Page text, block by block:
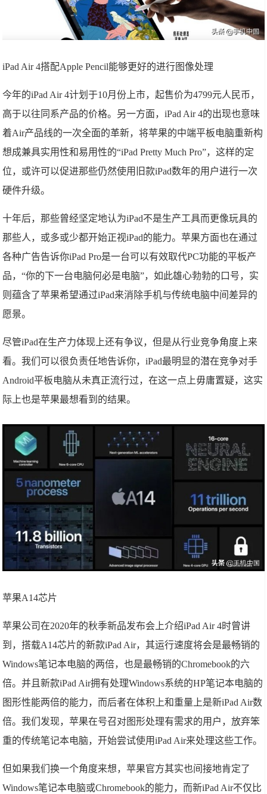
iPad Air 4搭配Apple Pencil能够更好的进行图像处理
今年的iPad Air 4计划于10月份上市，起售价为4799元人民币，
高于以往同系产品的价格。另一方面，iPad Air 4的出现也意味
着Air产品线的一次全面的革新，将苹果的中端平板电脑重新构
想成兼具实用性和易用性的“iPad Pretty Much Pro”，这样的定
位，或许可以促进那些仍然使用旧款iPad数年的用户进行一次
硬件升级。
十年后，那些曾经坚定地认为iPad不是生产工具而更像玩具的
那些人，或多或少都开始正视iPad的能力。苹果方面也在通过
各种广告告诉你iPad Pro是一台可以有效取代PC功能的平板产
品，“你的下一台电脑何必是电脑”，如此雄心勃勃的口号，实
则蕴含了苹果希望通过iPad来消除手机与传统电脑中间差异的
愿景。
尽管iPad在生产力体现上还有争议，但是从行业竞争角度上来
看。我们可以很负责任地告诉你，iPad最明显的潜在竞争对手
Android平板电脑从未真正流行过，在这一点上毋庸置疑，这实
际上也是苹果最想看到的结果。
苹果A14芯片
苹果公司在2020年的秋季新品发布会上介绍iPad Air 4时曾讲
到，搭载A14芯片的新款iPad Air，其运行速度将会是最畅销的
Windows笔记本电脑的两倍，也是最畅销的Chromebook的六
倍。并且新款iPad Air拥有处理Windows系统的HP笔记本电脑的
图形性能两倍的能力，而后者在体积上和重量上是新iPad Air数
倍。我们发现，苹果在号召对图形处理有需求的用户，放弃笨
重的传统笔记本电脑，开始尝试使用iPad Air来处理这些工作。
但如果我们换一个角度来想，苹果官方其实也间接地肯定了
Windows笔记本电脑或Chromebook的能力，而新iPad Air不仅比